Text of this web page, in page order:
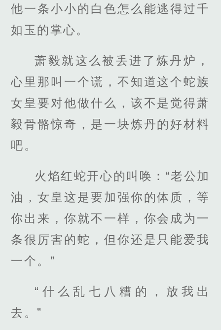
他一条小小的白色怎么能逃得过千
如玉的掌心。
萧毅就这么被丢进了炼丹炉，
心里那叫一个谎，不知道这个蛇族
女皇要对他做什么，该不是觉得萧
毅骨骼惊奇，是一块炼丹的好材料
吧。
火焰红蛇开心的叫唤：“老公加
油，女皇这是要加强你的体质，等
你出来，你就不一样，你会成为一
条很厉害的蛇，但你还是只能爱我
一个。”
“什么乱七八糟的，放我出
去。”